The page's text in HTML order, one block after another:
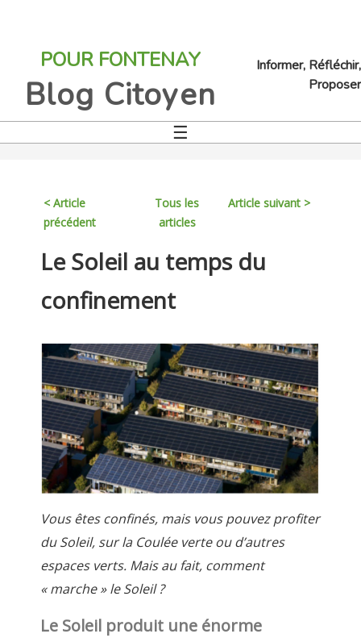
navigationPOUR FONTENAY
Blog Citoyen
Informer, Réfléchir,
Proposer
☰
< Article
précédent
Tous les
articles
Article suivant >
Back
to
Le Soleil au temps du
confinement
Vous êtes confinés, mais vous pouvez profiter
du Soleil, sur la Coulée verte ou d’autres
espaces verts. Mais au fait, comment
« marche » le Soleil ?
Le Soleil produit une énorme